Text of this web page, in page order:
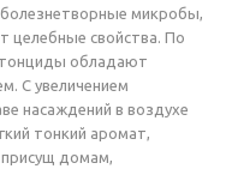
микробы,
целебные свойства. По
обладают
С увеличением
насаждений в воздухе
тонкий аромат,
домам,